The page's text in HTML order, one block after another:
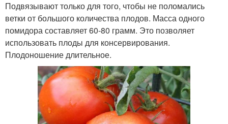
Подвязывают только для того, чтобы не поломались
ветки от большого количества плодов. Масса одного
помидора составляет 60-80 грамм. Это позволяет
использовать плоды для консервирования.
Плодоношение длительное.